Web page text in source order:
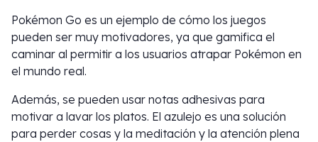
Pokémon Go es un ejemplo de cómo los juegos
pueden ser muy motivadores, ya que gamifica el
caminar al permitir a los usuarios atrapar Pokémon en
el mundo real.
Además, se pueden usar notas adhesivas para
motivar a lavar los platos. El azulejo es una solución
para perder cosas y la meditación y la atención plena